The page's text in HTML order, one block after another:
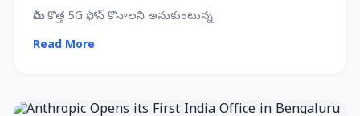
మీరు కొత్త 5G ఫోన్ కొనాలని అనుకుంటున్న
Read More